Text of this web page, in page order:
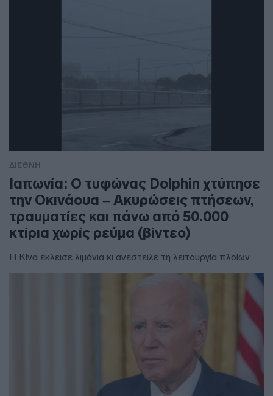
ΔΙΕΘΝΗ
Ιαπωνία: Ο τυφώνας Dolphin χτύπησε
την Οκινάουα – Ακυρώσεις πτήσεων,
τραυματίες και πάνω από 50.000
κτίρια χωρίς ρεύμα (βίντεο)
Η Κίνα έκλεισε λιμάνια κι ανέστειλε τη λειτουργία πλοίων